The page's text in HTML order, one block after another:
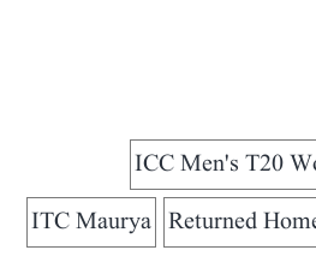
ICC Men's T20
Returned
ITC Maurya